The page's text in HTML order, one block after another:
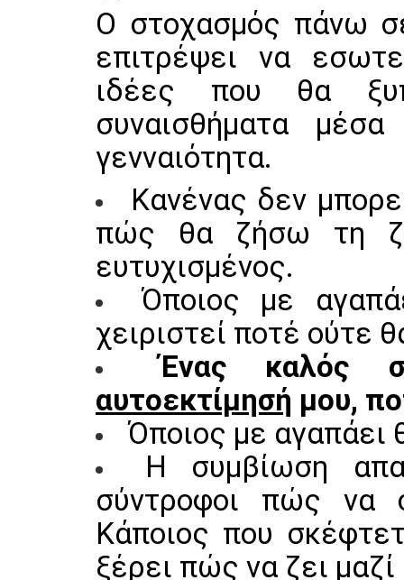
Ο στοχασμός πάνω
επιτρέψει να
ιδέες που θα
συναισθήματα
γενναιότητα.
Κανένας δεν
πώς θα ζήσω τη
ευτυχισμένος.
Όποιος με
χειριστεί ποτέ ούτε
Ένας καλός
αυτοεκτίμησή μου,
Όποιος με αγαπάει
Η συμβίωση
σύντροφοι πώς να
Κάποιος που
ξέρει πώς να ζει